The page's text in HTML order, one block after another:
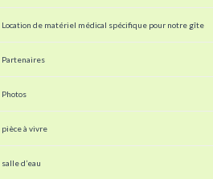
Location de matériel médical spécifique pour notre gîte
Partenaires
Photos
pièce à vivre
salle d’eau